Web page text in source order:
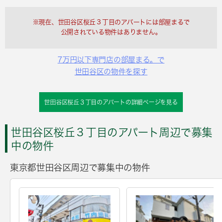
※現在、世田谷区桜丘３丁目のアパートには部屋まるで
公開されている物件はありません。
7万円以下専門店の部屋まる。で
世田谷区の物件を探す
世田谷区桜丘３丁目のアパートの詳細ページを見る
世田谷区桜丘３丁目のアパート周辺で募集
中の物件
東京都世田谷区周辺で募集中の物件